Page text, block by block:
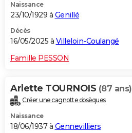
Naissance
23/10/1929 à Genillé
Décès
16/05/2025 à Villeloin-Coulangé
Famille PESSON
Arlette TOURNOIS (87 ans)
Créer une cagnotte obsèques
Naissance
18/06/1937 à Gennevilliers